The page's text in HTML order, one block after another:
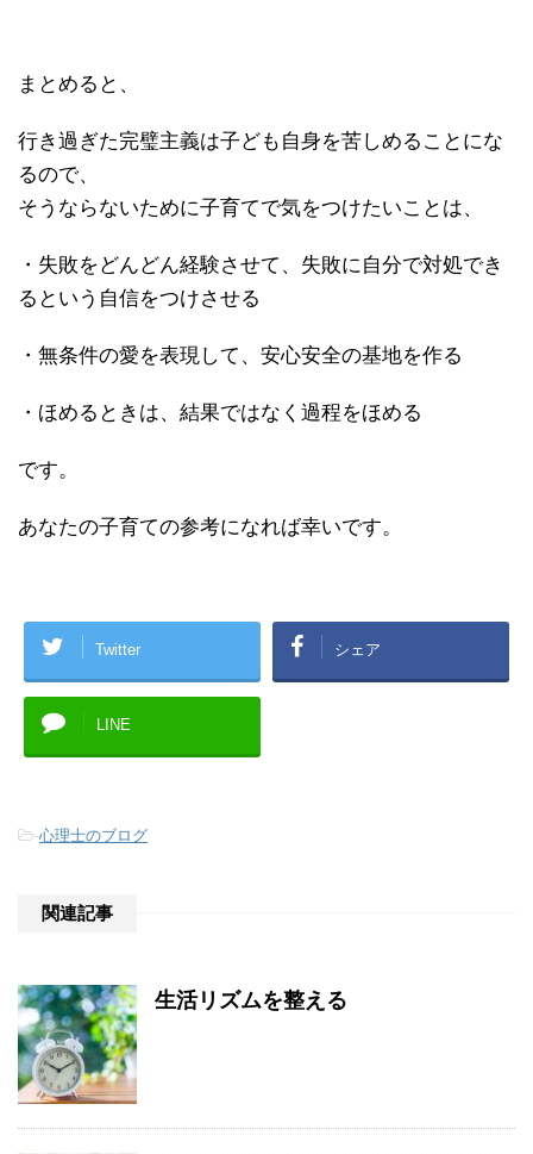
まとめると、
行き過ぎた完璧主義は子ども自身を苦しめることにな
るので、
そうならないために子育てで気をつけたいことは、
・失敗をどんどん経験させて、失敗に自分で対処でき
るという自信をつけさせる
・無条件の愛を表現して、安心安全の基地を作る
・ほめるときは、結果ではなく過程をほめる
です。
あなたの子育ての参考になれば幸いです。
Twitter シェア
LINE
-心理士のブログ
関連記事
生活リズムを整える